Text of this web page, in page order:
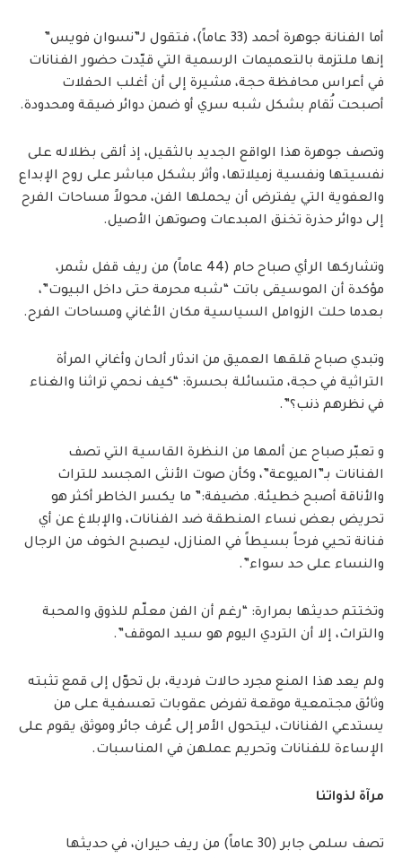
أما الفنانة جوهرة أحمد (33 عاماً)، فتقول لـ”نسوان فويس”
إنها ملتزمة بالتعميمات الرسمية التي قيّدت حضور الفنانات
في أعراس محافظة حجة، مشيرة إلى أن أغلب الحفلات
أصبحت تُقام بشكل شبه سري أو ضمن دوائر ضيقة ومحدودة.
وتصف جوهرة هذا الواقع الجديد بالثقيل، إذ ألقى بظلاله على
نفسيتها ونفسية زميلاتها، وأثر بشكل مباشر على روح الإبداع
والعفوية التي يفترض أن يحملها الفن، محولاً مساحات الفرح
إلى دوائر حذرة تخنق المبدعات وصوتهن الأصيل.
وتشاركها الرأي صباح حام (44 عاماً) من ريف قفل شمر،
مؤكدة أن الموسيقى باتت “شبه محرمة حتى داخل البيوت”،
بعدما حلت الزوامل السياسية مكان الأغاني ومساحات الفرح.
وتبدي صباح قلقها العميق من اندثار ألحان وأغاني المرأة
التراثية في حجة، متسائلة بحسرة: “كيف نحمي تراثنا والغناء
في نظرهم ذنب؟”.
و تعبّر صباح عن ألمها من النظرة القاسية التي تصف
الفنانات بـ”الميوعة”، وكأن صوت الأنثى المجسد للتراث
والأناقة أصبح خطيئة. مضيفة:” ما يكسر الخاطر أكثر هو
تحريض بعض نساء المنطقة ضد الفنانات، والإبلاغ عن أي
فنانة تحيي فرحاً بسيطاً في المنازل، ليصبح الخوف من الرجال
والنساء على حد سواء”.
وتختتم حديثها بمرارة: “رغم أن الفن معلّم للذوق والمحبة
والتراث، إلا أن التردي اليوم هو سيد الموقف”.
ولم يعد هذا المنع مجرد حالات فردية، بل تحوّل إلى قمع تثبته
وثائق مجتمعية موقعة تفرض عقوبات تعسفية على من
يستدعي الفنانات، ليتحول الأمر إلى عُرف جائر وموثق يقوم على
الإساءة للفنانات وتحريم عملهن في المناسبات.
مرآة لذواتنا
تصف سلمى جابر (30 عاماً) من ريف حيران، في حديثها